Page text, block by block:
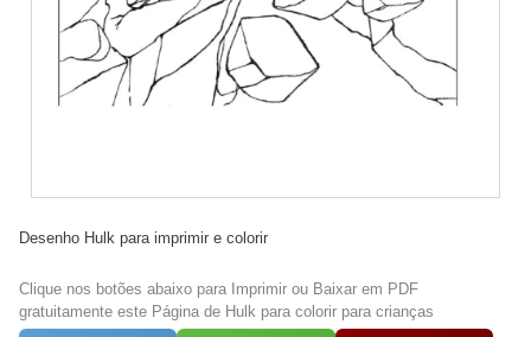
Desenho Hulk para imprimir e colorir
Clique nos botões abaixo para Imprimir ou Baixar em PDF
gratuitamente este Página de Hulk para colorir para crianças